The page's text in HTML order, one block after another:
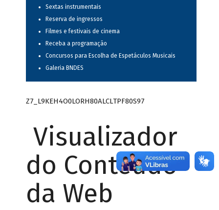
Sextas instrumentais
Reserva de ingressos
Filmes e festivais de cinema
Receba a programação
Concursos para Escolha de Espetáculos Musicais
Galeria BNDES
Z7_L9KEH4O0LORH80ALCLTPF80S97
Visualizador
do Conteúdo
da Web